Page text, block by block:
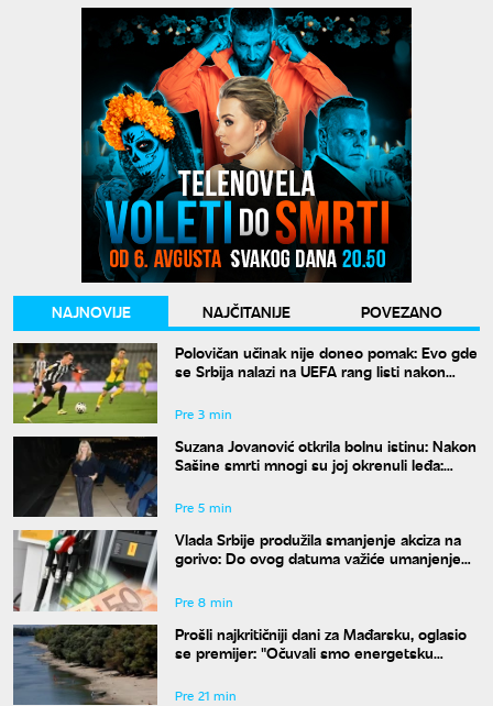
NAJNOVIJE NAJČITANIJE
POVEZANO
Polovičan učinak nije doneo pomak: Evo gde
se Srbija nalazi na UEFA rang listi nakon
Pre 3 min
Suzana Jovanović otkrila bolnu istinu: Nakon
Sašine smrti mnogi su joj okrenuli leđa:
Pre 5 min
Vlada Srbije produžila smanjenje akciza na
gorivo: Do ovog datuma važiće umanjenje
Pre 8 min
Prošli najkritičniji dani za Mađarsku, oglasio
se premijer: "Očuvali smo energetsku
Pre 21 min